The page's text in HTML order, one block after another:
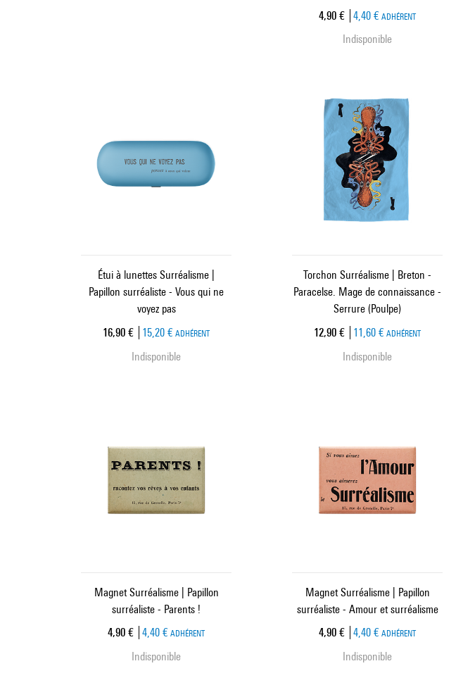
Prix ​​actuel
4,90 € 4,40 € ADHÉRENT
Indisponible
Étui à lunettes Surréalisme |
Papillon surréaliste - Vous qui ne
voyez pas
Prix ​​actuel
16,90 € 15,20 € ADHÉRENT
Indisponible
Torchon Surréalisme | Breton -
Paracelse. Mage de connaissance -
Serrure (Poulpe)
Prix ​​actuel
12,90 € 11,60 € ADHÉRENT
Indisponible
Magnet Surréalisme | Papillon
surréaliste - Parents !
Prix ​​actuel
4,90 € 4,40 € ADHÉRENT
Indisponible
Magnet Surréalisme | Papillon
surréaliste - Amour et surréalisme
Prix ​​actuel
4,90 € 4,40 € ADHÉRENT
Indisponible